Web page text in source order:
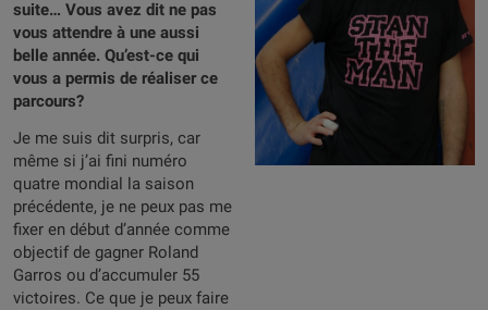
suite… Vous avez dit ne pas
vous attendre à une aussi
belle année. Qu’est-ce qui
vous a permis de réaliser ce
parcours?
Je me suis dit surpris, car
même si j’ai fini numéro
quatre mondial la saison
précédente, je ne peux pas me
fixer en début d’année comme
objectif de gagner Roland
Garros ou d’accumuler 55
victoires. Ce que je peux faire